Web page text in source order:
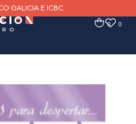
GALICIA E ICBC
0 0